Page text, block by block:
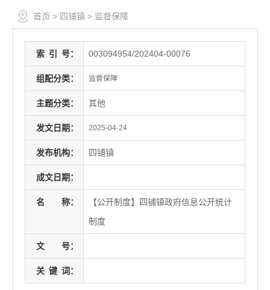
首页 > 四铺镇 > 监督保障
索 引 号： 003094954/202404-00076
组配分类： 监督保障
主题分类： 其他
发文日期： 2025-04-24
发布机构： 四铺镇
成文日期：
名 称：
【公开制度】四铺镇政府信息公开统计
制度
文 号：
关 键 词：